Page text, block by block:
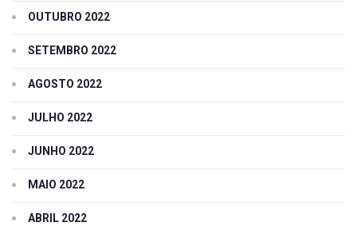
OUTUBRO 2022
SETEMBRO 2022
AGOSTO 2022
JULHO 2022
JUNHO 2022
MAIO 2022
ABRIL 2022